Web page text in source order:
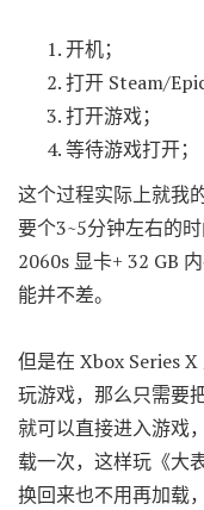
开机；
打开 Steam/Epic
打开游戏；
等待游戏打开；
这个过程实际上就我
要个3~5分钟左右的
2060s 显卡+ 32 GB
能并不差。
但是在 Xbox Series
玩游戏，那么只需要
就可以直接进入游戏
载一次，这样玩《大
换回来也不用再加载